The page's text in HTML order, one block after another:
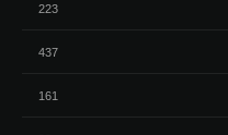
223
437
161